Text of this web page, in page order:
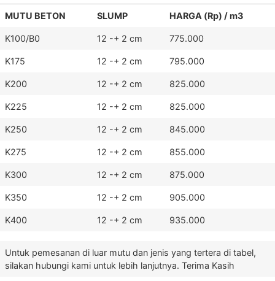
MUTU BETON SLUMP HARGA (Rp) / m3
K100/B0 12 -+ 2 cm 775.000
K175 12 -+ 2 cm 795.000
K200 12 -+ 2 cm 825.000
K225 12 -+ 2 cm 825.000
K250 12 -+ 2 cm 845.000
K275 12 -+ 2 cm 855.000
K300 12 -+ 2 cm 875.000
K350 12 -+ 2 cm 905.000
K400 12 -+ 2 cm 935.000
Untuk pemesanan di luar mutu dan jenis yang tertera di tabel,
silakan hubungi kami untuk lebih lanjutnya. Terima Kasih